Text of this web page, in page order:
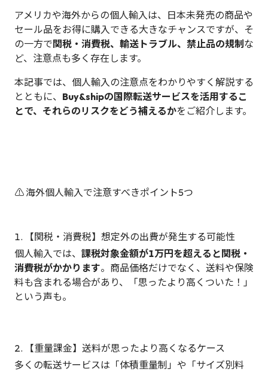
アメリカや海外からの個人輸入は、日本未発売の商品や
セール品をお得に購入できる大きなチャンスですが、そ
の一方で 関税・消費税、輸送トラブル、禁止品の規制な
ど、注意点も多く存在します。
本記事では、個人輸入の注意点をわかりやすく解説する
とともに、 Buy&shipの国際転送サービスを活用するこ
とで、それらのリスクをどう補えるかをご紹介します。
⚠️ 海外個人輸入で注意すべきポイント5つ
1. 【関税・消費税】想定外の出費が発生する可能性
個人輸入では、 課税対象金額が1万円を超えると関税・
消費税がかかります。商品価格だけでなく、送料や保険
料も含まれる場合があり、「思ったより高くついた！」
という声も。
2. 【重量課金】送料が思ったより高くなるケース
多くの転送サービスは「体積重量制」や「サイズ別料